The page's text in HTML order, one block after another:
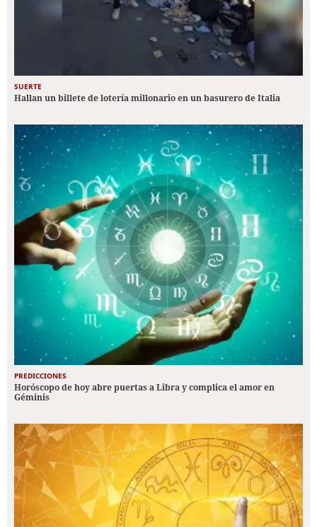
SUERTE
Hallan un billete de lotería millonario en un basurero de Italia
PREDICCIONES
Horóscopo de hoy abre puertas a Libra y complica el amor en
Géminis